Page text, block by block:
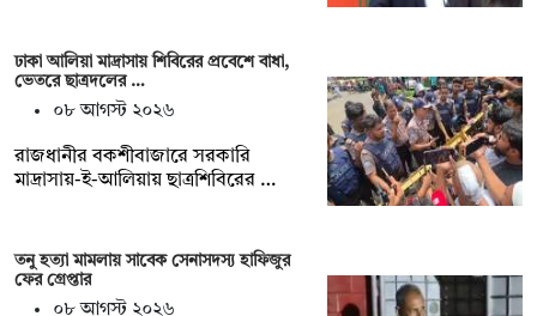
ঢাকা আলিয়া মাদ্রাসায় শিবিরের প্রবেশে বাধা,
ভেতরে ছাত্রদলের …
০৮ আগস্ট ২০২৬
রাজধানীর বকশীবাজারে সরকারি
মাদ্রাসায়-ই-আলিয়ায় ছাত্রশিবিরের …
তনু হত্যা মামলায় সাবেক সেনাসদস্য হাফিজুর
ফের গ্রেপ্তার
০৮ আগস্ট ২০২৬